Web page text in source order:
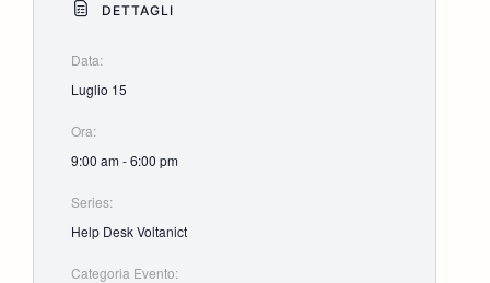
DETTAGLI
Data:
Luglio 15
Ora:
9:00 am - 6:00 pm
Series:
Help Desk Voltanict
Categoria Evento: